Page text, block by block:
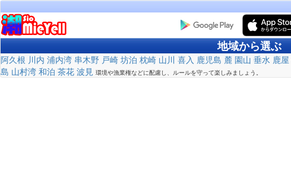
地域から選ぶ
阿久根 川内 浦内湾 串木野 戸崎 坊泊 枕崎 山川 喜入 鹿児島 麓 園山 垂水 鹿屋
島 山村湾 和泊 茶花 波見 環境や漁業権などに配慮し、ルールを守って楽しみましょう。